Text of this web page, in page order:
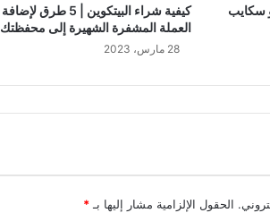
سكايب
كيفية شراء البيتكوين | 5 طرق لإضافة
العملة المشفرة الشهيرة إلى محفظتك
28 مارس، 2023
الحقول الإلزامية مشار إليها بـ *